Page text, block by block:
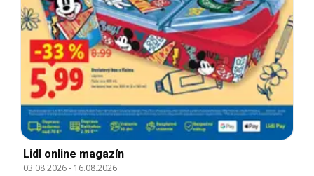
Lidl online magazín
03.08.2026- 16.08.2026